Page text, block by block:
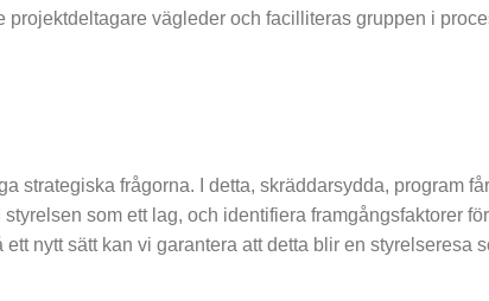
vägleder och facilliteras gruppen i
strategiska frågorna. I detta, skräddarsydda, program
som ett lag, och identifiera framgångsfaktorer
nytt sätt kan vi garantera att detta blir en styrelseresa